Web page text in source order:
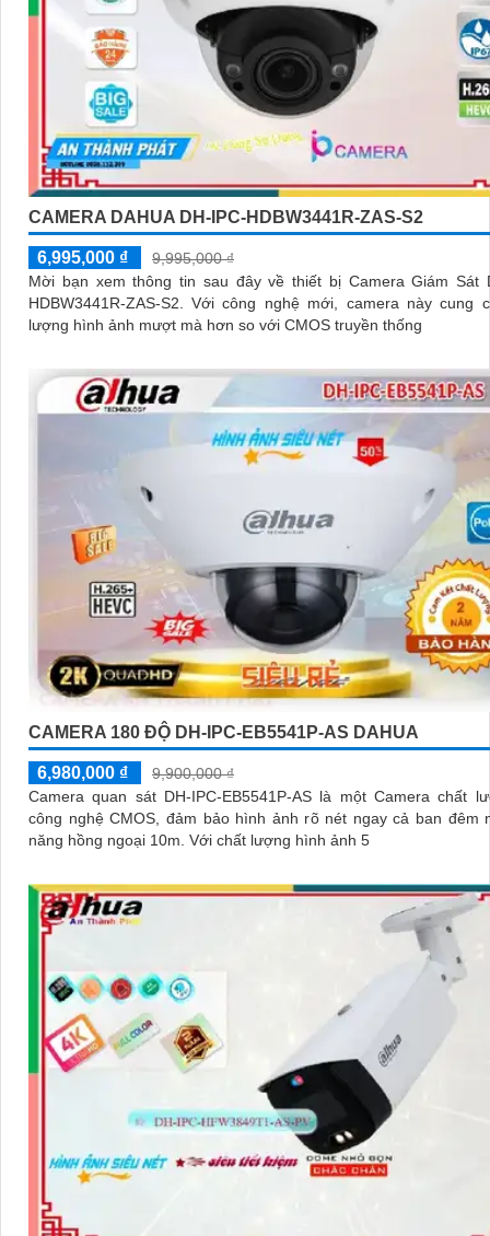
CAMERA DAHUA DH-IPC-HDBW3441R-ZAS-S2
6,995,000 ₫
9,995,000 ₫
Mời bạn xem thông tin sau đây về thiết bị Camera Giám Sát
HDBW3441R-ZAS-S2. Với công nghệ mới, camera này cung cấp chất
lượng hình ảnh mượt mà hơn so với CMOS truyền thống
CAMERA 180 ĐỘ DH-IPC-EB5541P-AS DAHUA
6,980,000 ₫
9,900,000 ₫
Camera quan sát DH-IPC-EB5541P-AS là một Camera chất
công nghệ CMOS, đảm bảo hình ảnh rõ nét ngay cả ban đêm
năng hồng ngoại 10m. Với chất lượng hình ảnh 5